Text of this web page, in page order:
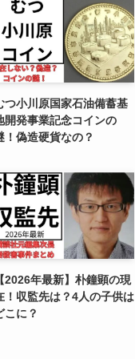
つ小川原国家石油備蓄基
開発事業記念コインの
！偽造硬貨なの？
2026年最新】朴鐘顕の現
！収監先は？4人の子供は
こに？